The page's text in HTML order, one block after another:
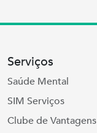
Serviços
Saúde Mental
SIM Serviços
Clube de Vantagens